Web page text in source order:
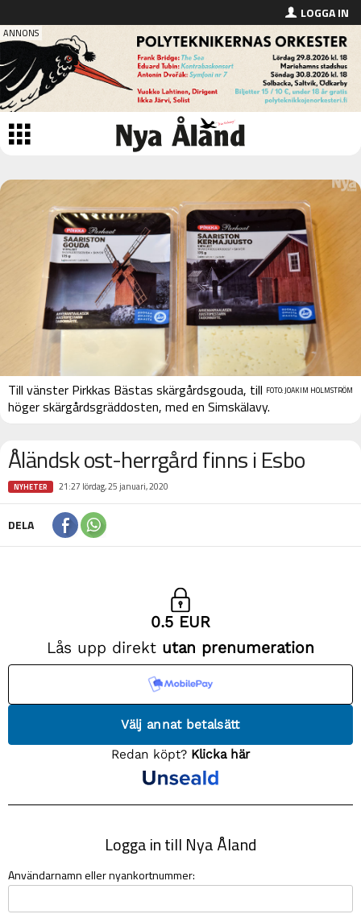
LOGGA IN
FOTO: JOAKIM HOLMSTRÖM
Till vänster Pirkkas Bästas skärgårdsgouda, till
höger skärgårdsgräddosten, med en Simskälavy.
Åländsk ost-herrgård finns i Esbo
NYHETER 21:27 lördag, 25 januari, 2020
DELA